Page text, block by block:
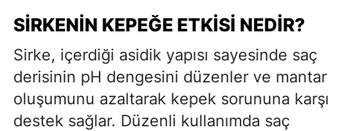
SIRKENIN KEPEĞE ETKISI NEDIR?
Sirke, içerdiği asidik yapısı sayesinde saç
derisinin pH dengesini düzenler ve mantar
oluşumunu azaltarak kepek sorununa karşı
destek sağlar. Düzenli kullanımda saç